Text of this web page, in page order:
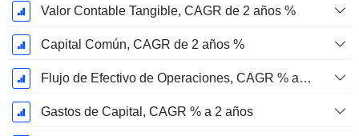
Valor Contable Tangible, CAGR de 2 años %
Capital Común, CAGR de 2 años %
Flujo de Efectivo de Operaciones, CAGR % a 2 años
Gastos de Capital, CAGR % a 2 años